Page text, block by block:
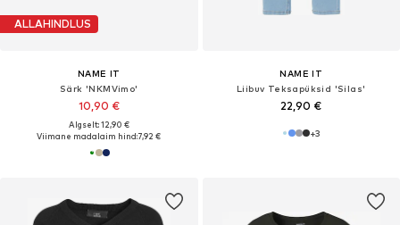
ALLAHINDLUS
NAME IT
Särk 'NKMVimo'
10,90 €
Algselt: 12,90 €
Viimane madalaim hind:7,92 €
NAME IT
Liibuv Teksapüksid 'Silas'
22,90 €
+3